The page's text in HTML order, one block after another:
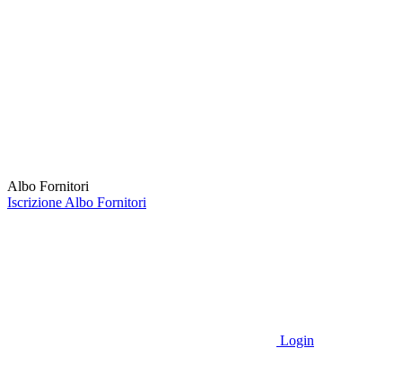
Albo Fornitori
Iscrizione Albo Fornitori
Login